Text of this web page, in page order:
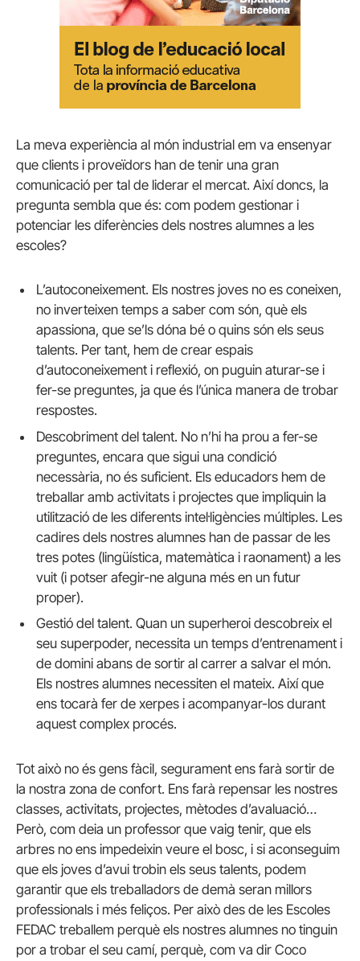
La meva experiència al món industrial em va ensenyar
que clients i proveïdors han de tenir una gran
comunicació per tal de liderar el mercat. Així doncs, la
pregunta sembla que és: com podem gestionar i
potenciar les diferències dels nostres alumnes a les
escoles?
L’autoconeixement. Els nostres joves no es coneixen,
no inverteixen temps a saber com són, què els
apassiona, que se’ls dóna bé o quins són els seus
talents. Per tant, hem de crear espais
d’autoconeixement i reflexió, on puguin aturar-se i
fer-se preguntes, ja que és l’única manera de trobar
respostes.
Descobriment del talent. No n’hi ha prou a fer-se
preguntes, encara que sigui una condició
necessària, no és suficient. Els educadors hem de
treballar amb activitats i projectes que impliquin la
utilització de les diferents intel·ligències múltiples. Les
cadires dels nostres alumnes han de passar de les
tres potes (lingüística, matemàtica i raonament) a les
vuit (i potser afegir-ne alguna més en un futur
proper).
Gestió del talent. Quan un superheroi descobreix el
seu superpoder, necessita un temps d’entrenament i
de domini abans de sortir al carrer a salvar el món.
Els nostres alumnes necessiten el mateix. Així que
ens tocarà fer de xerpes i acompanyar-los durant
aquest complex procés.
Tot això no és gens fàcil, segurament ens farà sortir de
la nostra zona de confort. Ens farà repensar les nostres
classes, activitats, projectes, mètodes d’avaluació…
Però, com deia un professor que vaig tenir, que els
arbres no ens impedeixin veure el bosc, i si aconseguim
que els joves d’avui trobin els seus talents, podem
garantir que els treballadors de demà seran millors
professionals i més feliços. Per això des de les Escoles
FEDAC treballem perquè els nostres alumnes no tinguin
por a trobar el seu camí, perquè, com va dir Coco